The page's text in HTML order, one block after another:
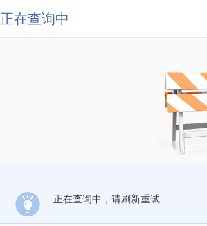
正在查询中
正在查询中，请刷新重试